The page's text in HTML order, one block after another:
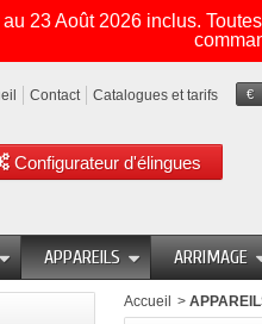
23 Août 2026 inclus.
Contact Catalogues et tarifs
Configurateur d'élingues
€
APPAREILS ARRIMAGE
Accueil >